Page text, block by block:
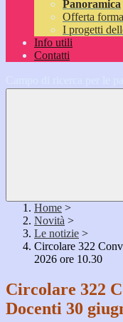
Panoramica
Offerta
I progetti
Info utili
Contatti
Home >
Novità >
Le notizie >
Circolare 322
2026 ore 10.30
Circolare 322
Docenti 30